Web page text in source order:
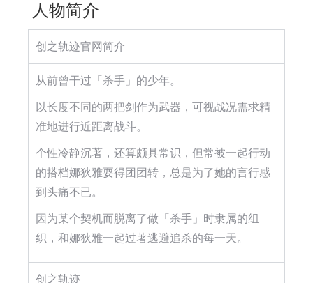
人物简介
创之轨迹官网简介
从前曾干过「杀手」的少年。
以长度不同的两把剑作为武器，可视战况需求精
准地进行近距离战斗。
个性冷静沉著，还算颇具常识，但常被一起行动
的搭档娜狄雅耍得团团转，总是为了她的言行感
到头痛不已。
因为某个契机而脱离了做「杀手」时隶属的组
织，和娜狄雅一起过著逃避追杀的每一天。
创之轨迹